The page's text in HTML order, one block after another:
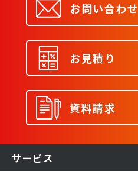
お問い合わせ
お見積り
資料請求
サービス